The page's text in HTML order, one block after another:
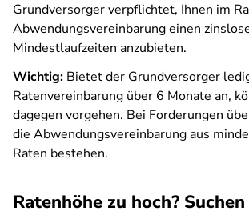
Grundversorger verpflichtet, Ihnen im
Abwendungsvereinbarung einen
Mindestlaufzeiten anzubieten.
Wichtig: Bietet der Grundversorger
Ratenvereinbarung über 6 Monate an,
dagegen vorgehen. Bei Forderungen
die Abwendungsvereinbarung aus
Raten bestehen.
Ratenhöhe zu hoch?